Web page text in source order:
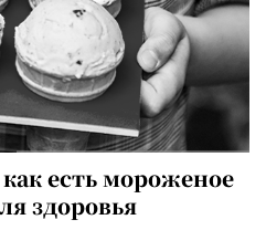
есть мороженое
здоровья